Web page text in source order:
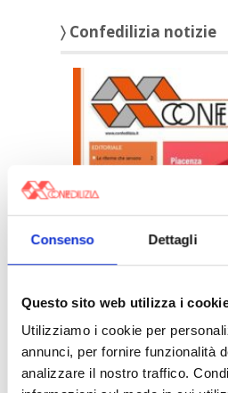
Consenso Dettagli
Questo sito web utilizza i
Utilizziamo i cookie per
annunci, per fornire funzionalità
analizzare il nostro traffico.
〉 Confedilizia notizie
Confedilizia notizie –
〉 Italia Oggi –